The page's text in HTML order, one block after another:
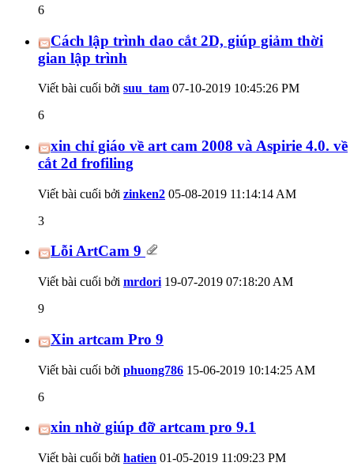
6
Cách lập trình dao cắt 2D, giúp giảm thời
gian lập trình
Viết bài cuối bởi suu_tam 07-10-2019 10:45:26 PM
6
xin chỉ giáo về art cam 2008 và Aspirie 4.0. về
cắt 2d frofiling
Viết bài cuối bởi zinken2 05-08-2019 11:14:14 AM
3
Lỗi ArtCam 9
Viết bài cuối bởi mrdori 19-07-2019 07:18:20 AM
9
Xin artcam Pro 9
Viết bài cuối bởi phuong786 15-06-2019 10:14:25 AM
6
xin nhờ giúp đỡ artcam pro 9.1
Viết bài cuối bởi hatien 01-05-2019 11:09:23 PM